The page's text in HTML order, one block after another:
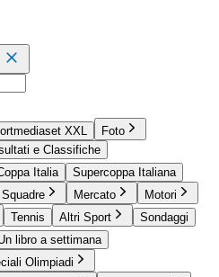
XXL
Foto
e Classifiche
Italia
Supercoppa Italiana
Squadre Mercato
Motori
Tennis Altri Sport
Sondaggi
libro a settimana
Olimpiadi